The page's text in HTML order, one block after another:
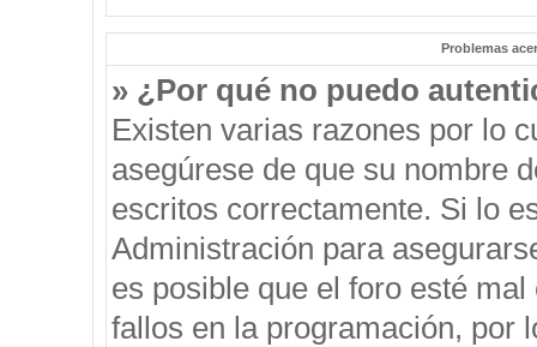
Problemas
» ¿Por qué no puedo
Existen varias razones por lo
asegúrese de que su nombre
escritos correctamente. Si lo
Administración para
es posible que el foro esté
fallos en la programación, por